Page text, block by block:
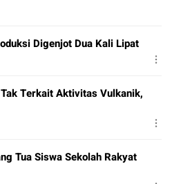
Digenjot Dua Kali Lipat
Terkait Aktivitas Vulkanik,
Tua Siswa Sekolah Rakyat